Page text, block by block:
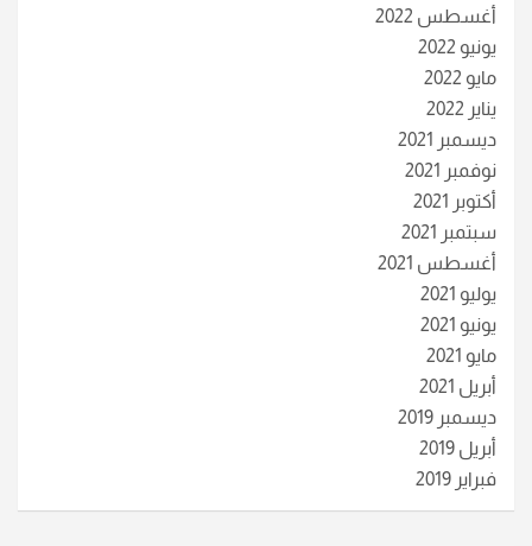
أغسطس 2022
يونيو 2022
مايو 2022
يناير 2022
ديسمبر 2021
نوفمبر 2021
أكتوبر 2021
سبتمبر 2021
أغسطس 2021
يوليو 2021
يونيو 2021
مايو 2021
أبريل 2021
ديسمبر 2019
أبريل 2019
فبراير 2019